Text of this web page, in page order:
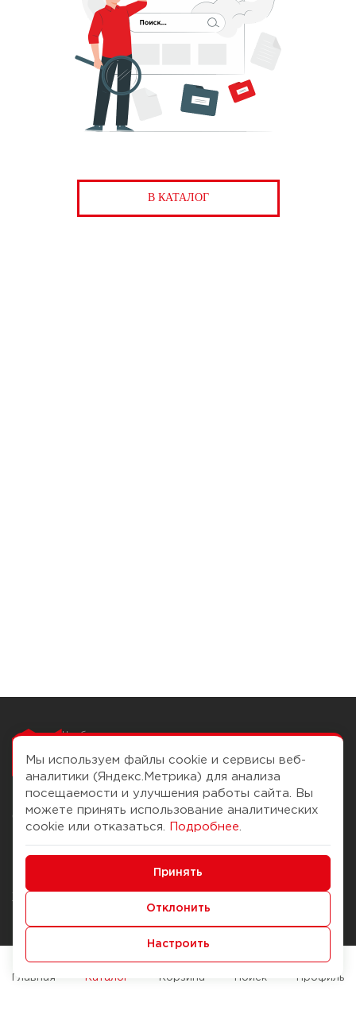
В КАТАЛОГ
Чтобы вам легко
О компании
История Компании
Журнал
Наши марки
Брендирование
Помощь
Доставка и оплата
Способы оплаты
Служба контроля качества
Мы используем файлы cookie и сервисы веб-
аналитики (Яндекс.Метрика) для анализа
посещаемости и улучшения работы сайта. Вы
можете принять использование аналитических
cookie или отказаться.
Подробнее
Принять
Отклонить
Настроить
Главная Каталог Корзина Поиск Профиль